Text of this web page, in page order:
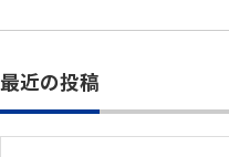
最近の投稿